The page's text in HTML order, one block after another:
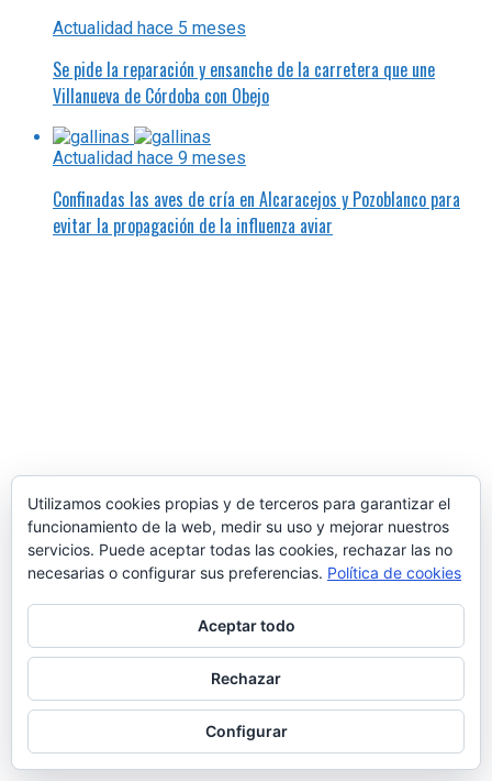
ser fiesta local
La hinojoseña Emiliana Rubio recoge el Premio Huella, otorgado
En-Red-Andohace 9 meses
¿Es posible relacionar el Grial con Pedroche? Sí, es posible
Utilizamos cookies propias y de terceros para garantizar el
funcionamiento de la web, medir su uso y mejorar nuestros
servicios. Puede aceptar todas las cookies, rechazar las no
necesarias o configurar sus preferencias. Política de cookies
Aceptar todo
Rechazar
Configurar